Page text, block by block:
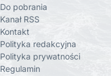
Do pobrania
Kanał RSS
Kontakt
Polityka redakcyjna
Polityka prywatności
Regulamin